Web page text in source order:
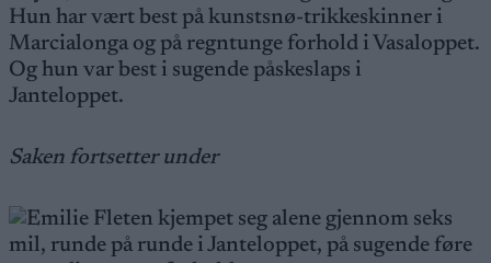
Hun har vært best på kunstsnø-trikkeskinner i
Marcialonga og på regntunge forhold i Vasaloppet.
Og hun var best i sugende påskeslaps i
Janteloppet.
Saken fortsetter under